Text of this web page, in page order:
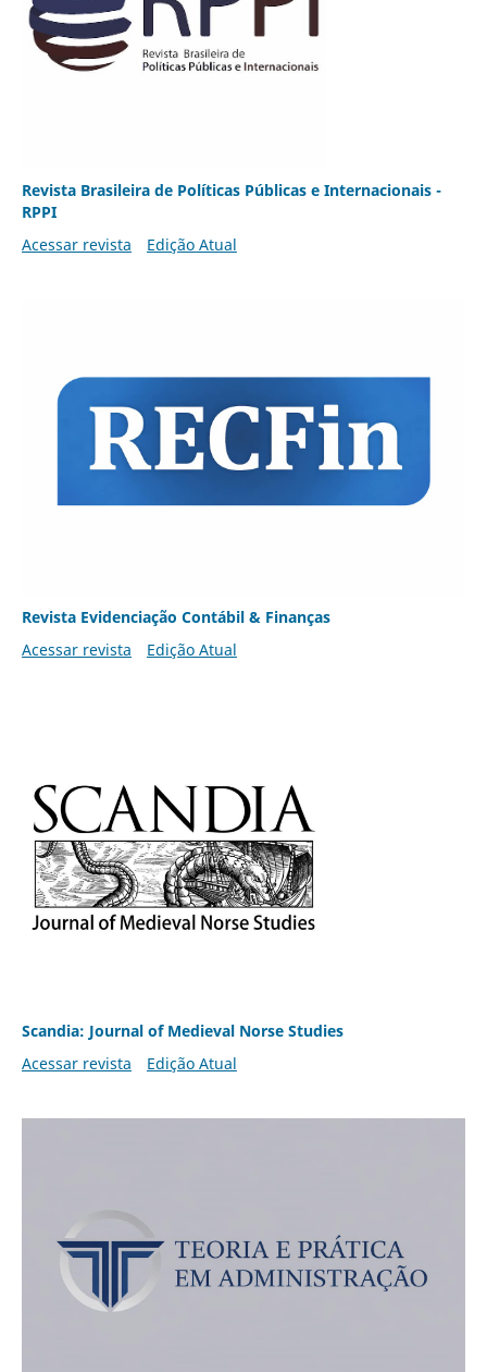
Revista Brasileira de Políticas Públicas e Internacionais -
RPPI
Acessar revista
Edição Atual
Revista Evidenciação Contábil & Finanças
Acessar revista
Edição Atual
Scandia: Journal of Medieval Norse Studies
Acessar revista
Edição Atual